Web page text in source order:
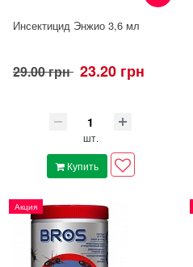
Инсектицид Энжио 3,6 мл
29.00 грн 23.20 грн
шт.
Купить
Акция